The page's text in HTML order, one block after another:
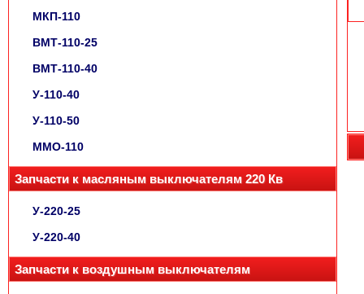
МКП-110
ВМТ-110-25
ВМТ-110-40
У-110-40
У-110-50
ММО-110
Запчасти к масляным выключателям 220 Кв
У-220-25
У-220-40
Запчасти к воздушным выключателям